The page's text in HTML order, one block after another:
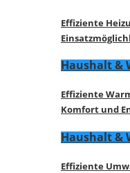
Effiziente
Haushalt &
Effiziente
Komfort und
Haushalt &
Effiziente